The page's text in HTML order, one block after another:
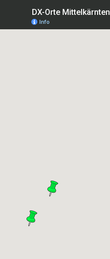
DX-Orte Mittelkärnten
Info